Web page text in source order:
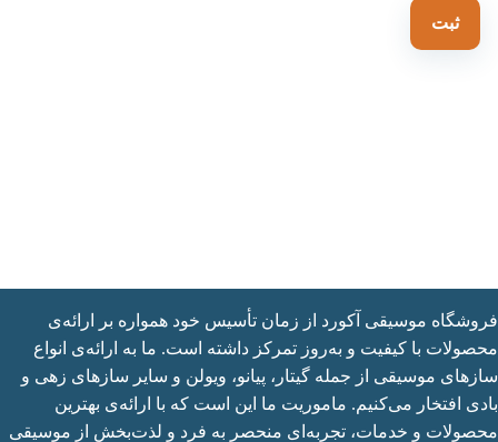
موسیقی آکورد از زمان تأسیس خود همواره بر ارائه‌ی
با کیفیت و به‌روز تمرکز داشته است. ما به ارائه‌ی انواع
موسیقی از جمله گیتار، پیانو، ویولن و سایر سازهای زهی و
افتخار می‌کنیم. ماموریت ما این است که با ارائه‌ی بهترین
و خدمات، تجربه‌ای منحصر به فرد و لذت‌بخش از موسیقی